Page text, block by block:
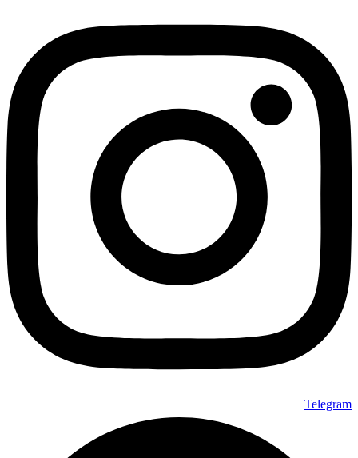
Telegram